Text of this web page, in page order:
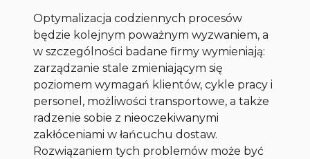
Optymalizacja codziennych procesów
będzie kolejnym poważnym wyzwaniem, a
w szczególności badane firmy wymieniają:
zarządzanie stale zmieniającym się
poziomem wymagań klientów, cykle pracy i
personel, możliwości transportowe, a także
radzenie sobie z nieoczekiwanymi
zakłóceniami w łańcuchu dostaw.
Rozwiązaniem tych problemów może być